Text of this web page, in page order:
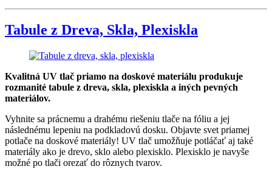
Tabule z Dreva, Skla, Plexiskla
Kvalitná UV tlač priamo na doskové materiálu produkuje
rozmanité tabule z dreva, skla, plexiskla a iných pevných
materiálov.
Vyhnite sa prácnemu a drahému riešeniu tlače na fóliu a jej
následnému lepeniu na podkladovú dosku. Objavte svet priamej
potlače na doskové materiály! UV tlač umožňuje potláčať aj také
materiály ako je drevo, sklo alebo plexisklo. Plexisklo je navyše
možné po tlači orezať do rôznych tvarov.